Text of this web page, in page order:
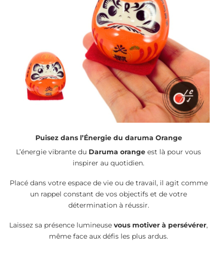
Puisez dans l’Énergie du daruma Orange
L’énergie vibrante du Daruma orange est là pour vous
inspirer au quotidien.
Placé dans votre espace de vie ou de travail, il agit comme
un rappel constant de vos objectifs et de votre
détermination à réussir.
Laissez sa présence lumineuse vous motiver à persévérer,
même face aux défis les plus ardus.